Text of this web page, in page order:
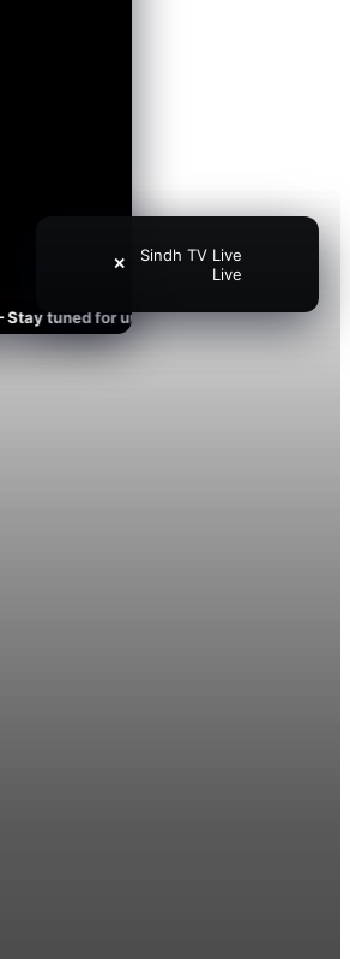
tuned for updates
Sindh TV Live
Live
✕